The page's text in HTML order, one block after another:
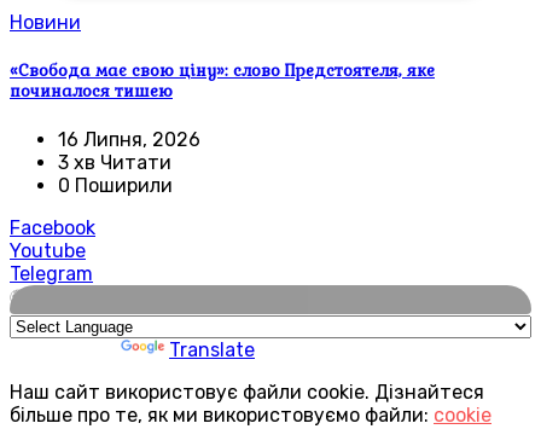
Новини
«Свобода має свою ціну»: слово Предстоятеля, яке
починалося тишею
16 Липня, 2026
3 хв Читати
0 Поширили
Facebook
Youtube
Telegram
🌍
Translate
Наш сайт використовує файли cookie. Дізнайтеся
більше про те, як ми використовуємо файли: cookie